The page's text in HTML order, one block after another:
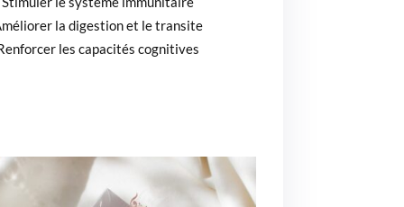
la digestion et le transite
les capacités cognitives